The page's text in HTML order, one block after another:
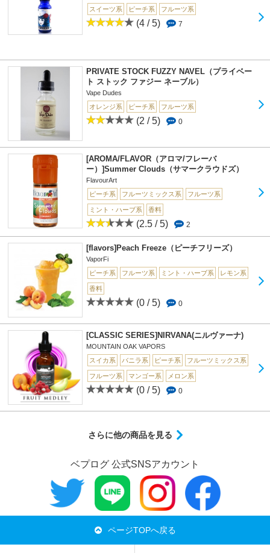
スイーツ系
ピーチ系 フルーツ系
(4 / 5) 7
PRIVATE STOCK FUZZY NAVEL（プライベー
ト ストック ファジー ネーブル）
Vape Dudes
オレンジ系
ピーチ系 フルーツ系
(2 / 5) 0
[AROMA/FLAVOR（アロマ/フレーバ
ー）]Summer Clouds（サマークラウドズ）
FlavourArt
ピーチ系
フルーツミックス系 フルーツ系
ミント・ハーブ系 香料
(2.5 / 5) 2
[flavors]Peach Freeze（ピーチフリーズ）
VaporFi
ピーチ系
フルーツ系 ミント・ハーブ系 レモン系
香料
(0 / 5) 0
[CLASSIC SERIES]NIRVANA(ニルヴァーナ)
MOUNTAIN OAK VAPORS
スイカ系
バニラ系 ピーチ系 フルーツミックス系
フルーツ系 マンゴー系 メロン系
(0 / 5) 0
さらに他の商品を見る
ベプログ 公式SNSアカウント
ページTOPへ戻る